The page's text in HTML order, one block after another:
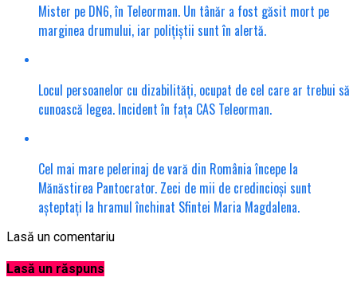
Mister pe DN6, în Teleorman. Un tânăr a fost găsit mort pe
marginea drumului, iar polițiștii sunt în alertă.
Locul persoanelor cu dizabilități, ocupat de cel care ar trebui să
cunoască legea. Incident în fața CAS Teleorman.
Cel mai mare pelerinaj de vară din România începe la
Mănăstirea Pantocrator. Zeci de mii de credincioși sunt
așteptați la hramul închinat Sfintei Maria Magdalena.
Lasă un comentariu
Lasă un răspuns